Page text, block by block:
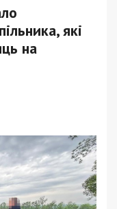
які
на